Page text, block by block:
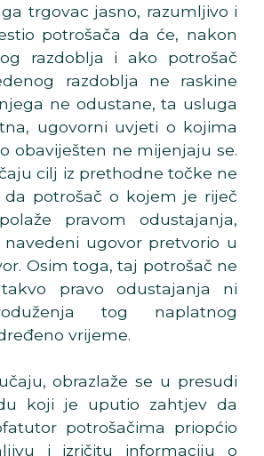
trgovac jasno, razumljivo i
potrošača da će, nakon
razdoblja i ako potrošač
razdoblja ne raskine
ne odustane, ta usluga
ugovorni uvjeti o kojima
obaviješten ne mijenjaju se.
cilj iz prethodne točke ne
da potrošač o kojem je riječ
pravom odustajanja,
ugovor pretvorio u
Osim toga, taj potrošač ne
pravo odustajanja ni
tog naplatnog
vrijeme.
obrazlaže se u presudi
koji je uputio zahtjev da
potrošačima priopćio
i izričitu informaciju o